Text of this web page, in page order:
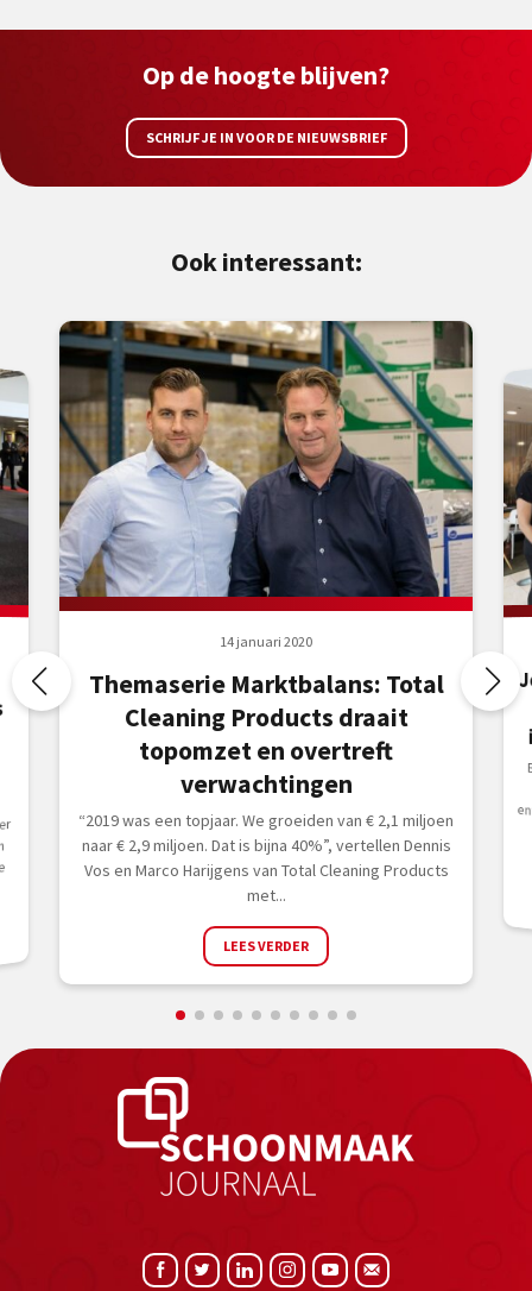
Op de hoogte blijven?
SCHRIJF JE IN VOOR DE NIEUWSBRIEF
Ook interessant:
14 januari 2020
Themaserie Marktbalans: Total
Cleaning Products draait
topomzet en overtreft
verwachtingen
“2019 was een topjaar. We groeiden van € 2,1 miljoen
naar € 2,9 miljoen. Dat is bijna 40%”, vertellen Dennis
Vos en Marco Harijgens van Total Cleaning Products
met...
LEES VERDER